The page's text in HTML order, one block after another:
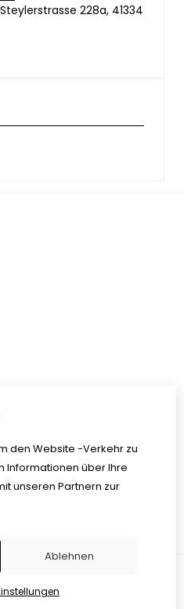
228a, 41334
den Website -Verkehr zu
Informationen über Ihre
unseren Partnern zur
Ablehnen